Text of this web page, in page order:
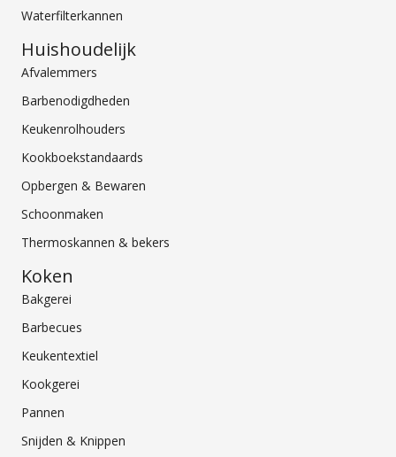
Waterfilterkannen
Huishoudelijk
Afvalemmers
Barbenodigdheden
Keukenrolhouders
Kookboekstandaards
Opbergen & Bewaren
Schoonmaken
Thermoskannen & bekers
Koken
Bakgerei
Barbecues
Keukentextiel
Kookgerei
Pannen
Snijden & Knippen